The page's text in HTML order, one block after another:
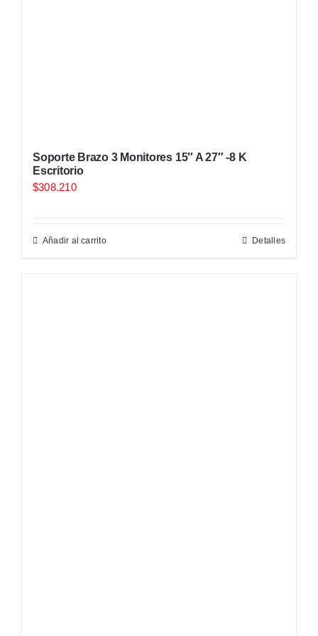
Soporte Brazo 3 Monitores 15″ A 27″ -8 K
Escritorio
$308.210
Añadir al carrito Detalles